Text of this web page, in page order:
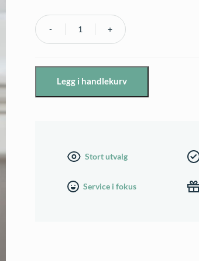
Bergs
København
Ø25cm
Legg i handlekurv
Stort utvalg
Service i fokus